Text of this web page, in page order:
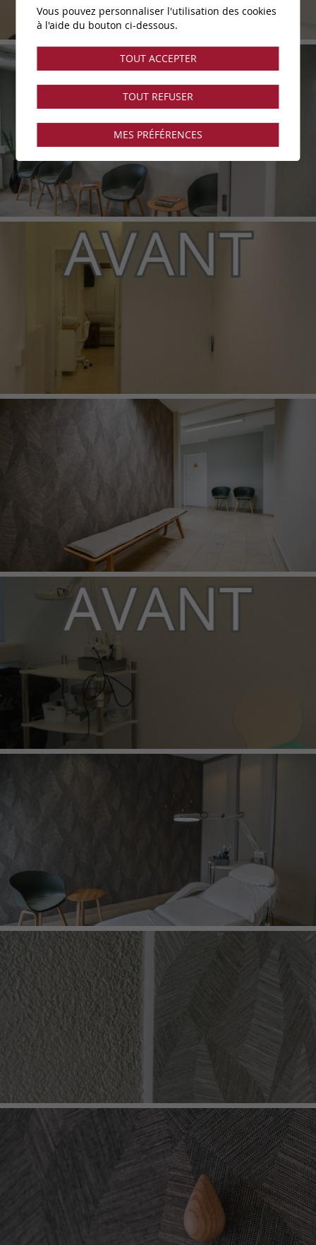
Vous pouvez personnaliser l'utilisation des cookies
à l'aide du bouton ci-dessous.
TOUT ACCEPTER
TOUT REFUSER
MES PRÉFÉRENCES